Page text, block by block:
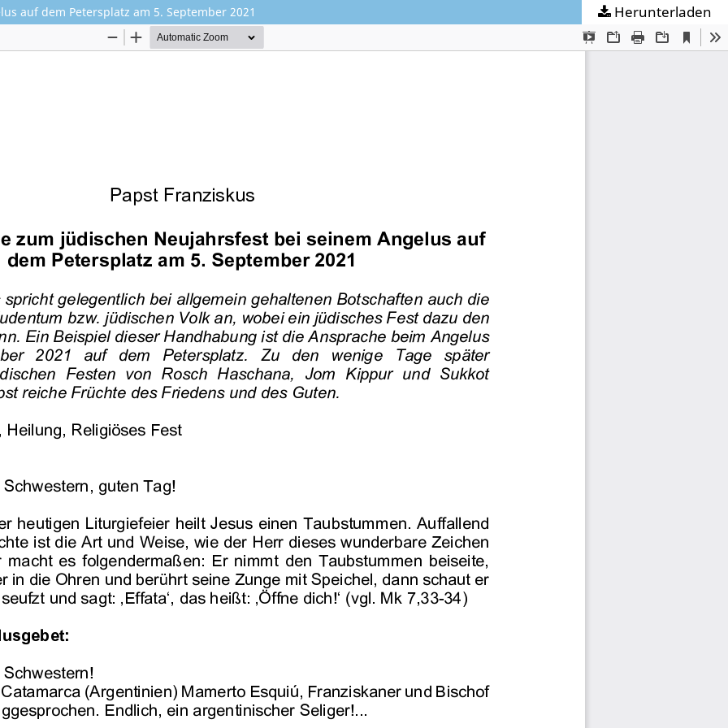
auf dem Petersplatz am 5. September 2021 Herunterladen